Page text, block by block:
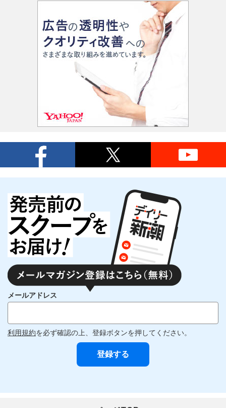
メールアドレス
利用規約を必ず確認の上、登録ボタンを押してください。